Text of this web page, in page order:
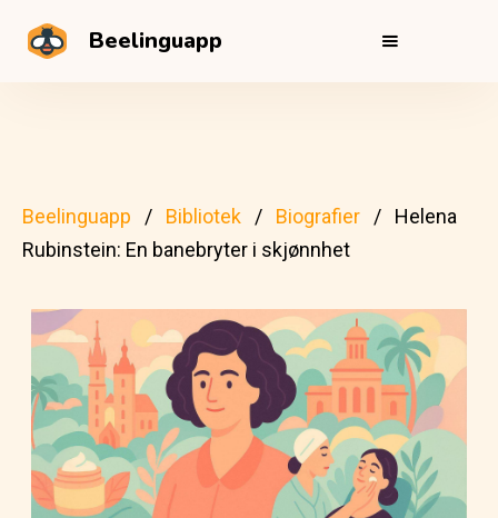
Beelinguapp
Beelinguapp Bibliotek Biografier
Helena
Rubinstein: En banebryter i skjønnhet